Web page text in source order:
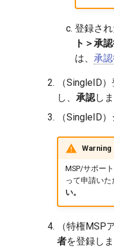
登録さ
ト＞承
は、 承
（SingleID
し、 承認しま
（SingleID
Warning
MSP/サポー
って申請いた
い。
（特権MSP
者を登録しま